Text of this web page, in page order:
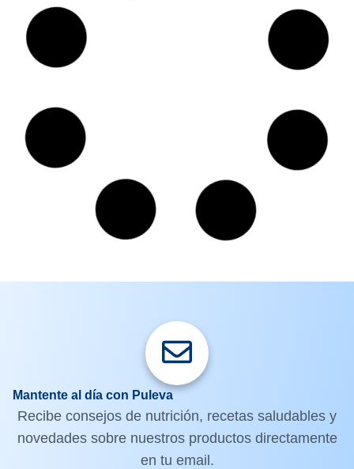
Mantente al día con Puleva
Recibe consejos de nutrición, recetas saludables y
novedades sobre nuestros productos directamente
en tu email.